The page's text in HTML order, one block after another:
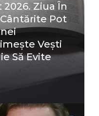
Ziua În
Pot
Vești
Să Evite